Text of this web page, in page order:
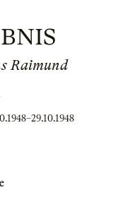
Raimund
–29.10.1948